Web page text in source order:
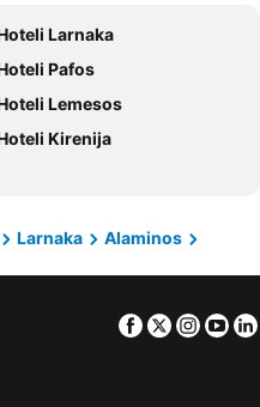
Larnaka
Pafos
Lemesos
Kirenija
Larnaka
Alaminos
Facebook
Twitter